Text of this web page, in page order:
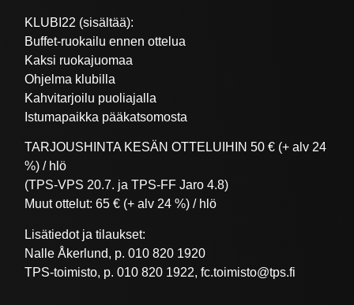
KLUBI22 (sisältää):
Buffet-ruokailu ennen ottelua
Kaksi ruokajuomaa
Ohjelma klubilla
Kahvitarjoilu puoliajalla
Istumapaikka pääkatsomosta
TARJOUSHINTA KESÄN OTTELUIHIN 50 € (+ alv 24
%) / hlö
(TPS-VPS 20.7. ja TPS-FF Jaro 4.8)
Muut ottelut: 65 € (+ alv 24 %) / hlö
Lisätiedot ja tilaukset:
Nalle Åkerlund, p. 010 820 1920
TPS-toimisto, p. 010 820 1922, fc.toimisto@tps.fi